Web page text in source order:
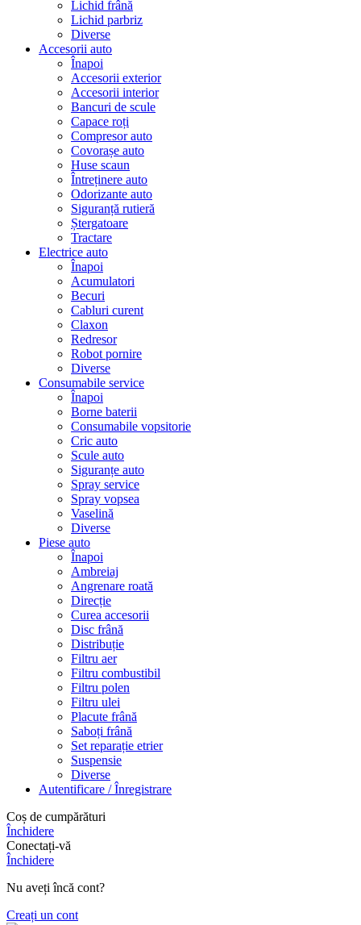
Lichid frână
Lichid parbriz
Diverse
Accesorii auto
Înapoi
Accesorii exterior
Accesorii interior
Bancuri de scule
Capace roți
Compresor auto
Covorașe auto
Huse scaun
Întreținere auto
Odorizante auto
Siguranță rutieră
Ștergatoare
Tractare
Electrice auto
Înapoi
Acumulatori
Becuri
Cabluri curent
Claxon
Redresor
Robot pornire
Diverse
Consumabile service
Înapoi
Borne baterii
Consumabile vopsitorie
Cric auto
Scule auto
Siguranțe auto
Spray service
Spray vopsea
Vaselină
Diverse
Piese auto
Înapoi
Ambreiaj
Angrenare roată
Direcție
Curea accesorii
Disc frână
Distribuție
Filtru aer
Filtru combustibil
Filtru polen
Filtru ulei
Placute frână
Saboți frână
Set reparație etrier
Suspensie
Diverse
Autentificare / Înregistrare
Coș de cumpărături
Închidere
Conectați-vă
Închidere
Nu aveți încă cont?
Creați un cont